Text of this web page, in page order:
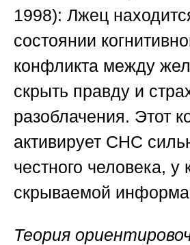
1998): Лжец
состоянии
конфликта между
скрыть правду и
разоблачения. Этот
активирует СНС
честного человека, у
скрываемой
Теория